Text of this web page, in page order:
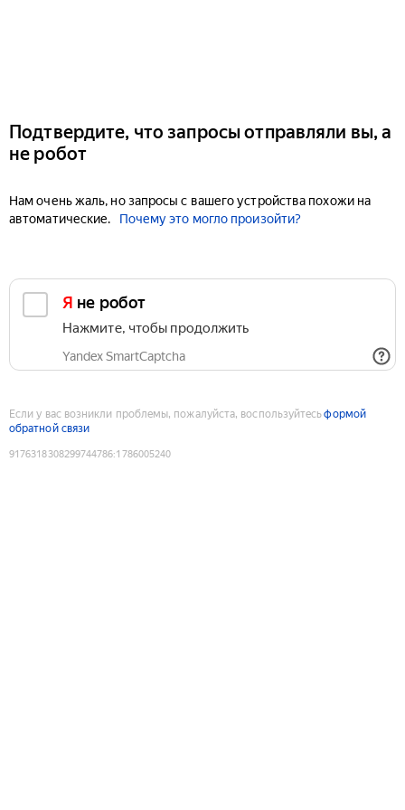
Подтвердите, что запросы отправляли вы, а
не робот
Нам очень жаль, но запросы с вашего устройства похожи на
автоматические.
Почему это могло произойти?
Я не робот
Нажмите, чтобы продолжить
Yandex SmartCaptcha
Если у вас возникли проблемы, пожалуйста, воспользуйтесьформой
обратной связи
9176318308299744786:1786005240